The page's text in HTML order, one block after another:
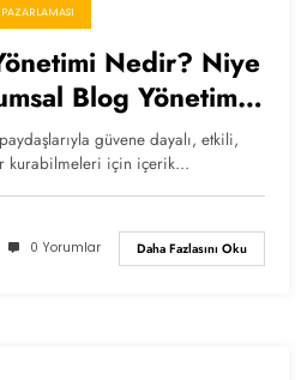
Nedir? Niye
Blog Yönetimi
güvene dayalı, etkili,
kurabilmeleri için içerik…
0 Yorumlar Daha Fazlasını Oku